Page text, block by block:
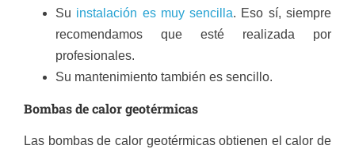
Su instalación es muy sencilla. Eso sí, siempre
recomendamos que esté realizada por
profesionales.
Su mantenimiento también es sencillo.
Bombas de calor geotérmicas
Las bombas de calor geotérmicas obtienen el calor de